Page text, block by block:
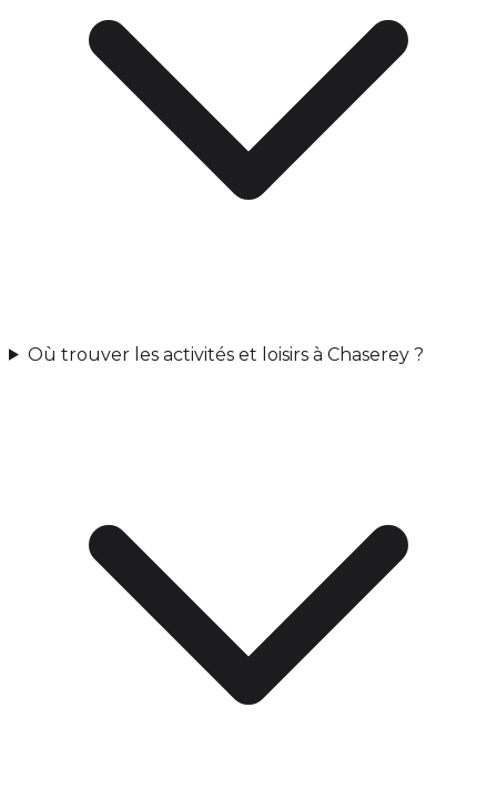
Où trouver les activités et loisirs à Chaserey ?